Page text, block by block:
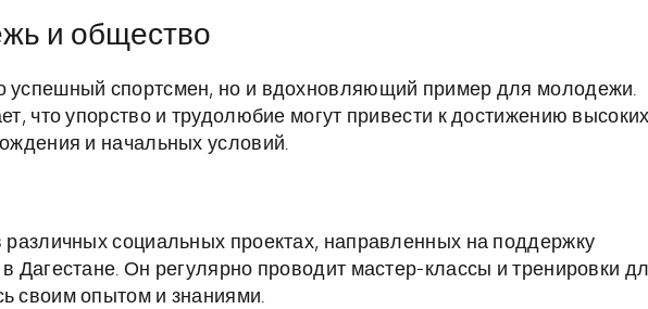
и общество
успешный спортсмен, но и вдохновляющий пример для молодежи.
что упорство и трудолюбие могут привести к достижению
и начальных условий.
различных социальных проектах, направленных на поддержку
Дагестане. Он регулярно проводит мастер-классы и тренировки
своим опытом и знаниями.